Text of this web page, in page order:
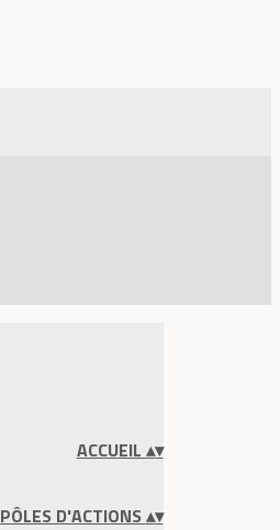
ACCUEIL ▴▾
PÔLES D'ACTIONS ▴▾